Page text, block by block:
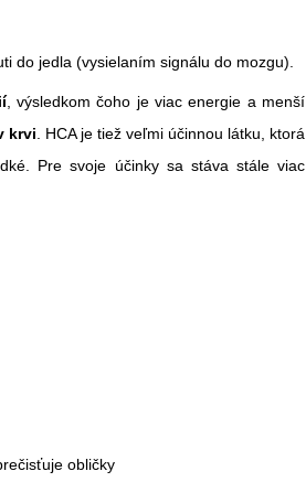
do jedla (vysielaním signálu do mozgu).
, výsledkom čoho je viac energie a menší
krvi . HCA je tiež veľmi účinnou látku, ktorá
Pre svoje účinky sa stáva stále viac
obličky